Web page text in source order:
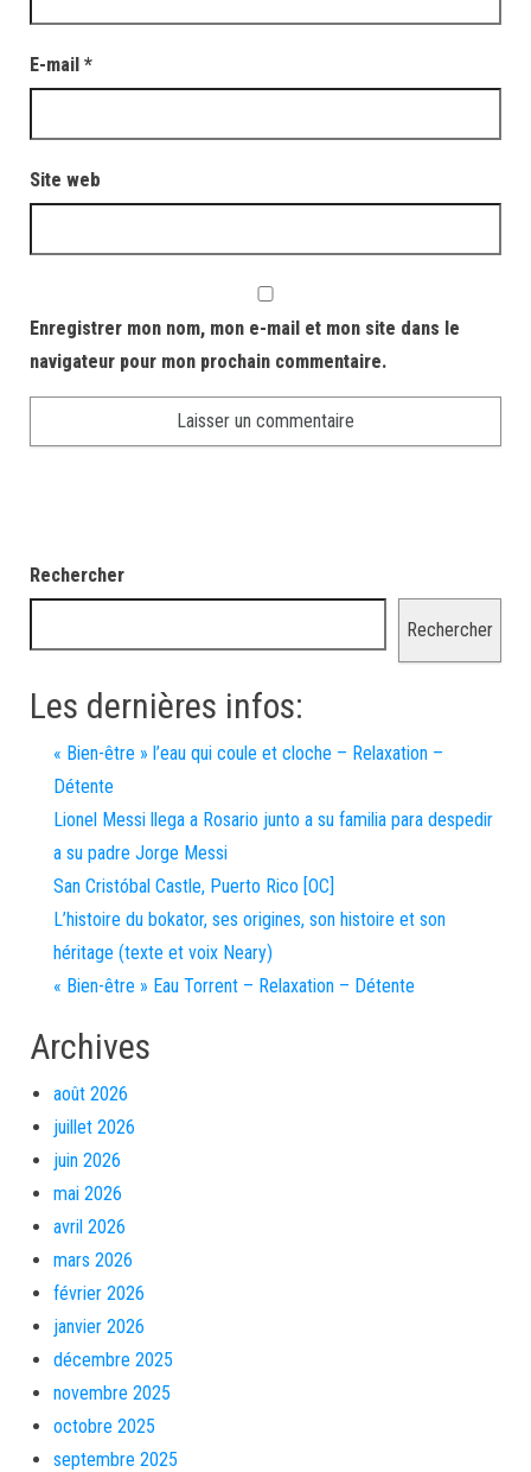
E-mail *
Site web
Enregistrer mon nom, mon e-mail et mon site dans le
navigateur pour mon prochain commentaire.
Rechercher
Rechercher
Les dernières infos:
« Bien-être » l’eau qui coule et cloche – Relaxation –
Détente
Lionel Messi llega a Rosario junto a su familia para despedir
a su padre Jorge Messi
San Cristóbal Castle, Puerto Rico [OC]
L’histoire du bokator, ses origines, son histoire et son
héritage (texte et voix Neary)
« Bien-être » Eau Torrent – Relaxation – Détente
Archives
août 2026
juillet 2026
juin 2026
mai 2026
avril 2026
mars 2026
février 2026
janvier 2026
décembre 2025
novembre 2025
octobre 2025
septembre 2025